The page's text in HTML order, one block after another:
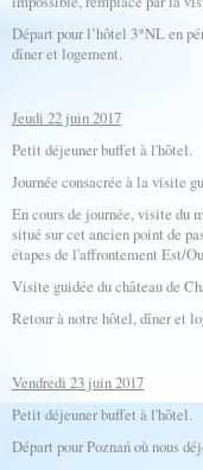
Départ pour l’hôtel 3*NL en
dîner et logement.
Jeudi 22 juin 2017
Petit déjeuner buffet à l'hôtel.
Journée consacrée à la visite
En cours de journée, visite du
situé sur cet ancien point de
étapes de l'affrontement Est/
Visite guidée du château de
Retour à notre hôtel, dîner et
Vendredi 23 juin 2017
Petit déjeuner buffet à l'hôtel.
Départ pour Poznań où nous